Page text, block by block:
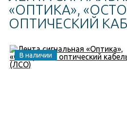
«ОПТИКА»,
ОПТИЧЕСКИЙ
В наличии